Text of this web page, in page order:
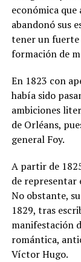
económica que
abandonó sus
tener un
formación de
En 1823 con
había sido
ambiciones
de Orléans,
general Foy.
A partir de
de representar
No obstante,
1829, tras
manifestación
romántica,
Víctor Hugo.